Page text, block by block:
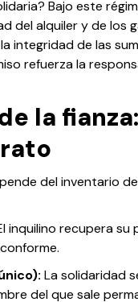
Bajo este
del alquiler y de los
integridad de las
refuerza la
la
del inventario
inquilino recupera su
La solidaridad
del que sale